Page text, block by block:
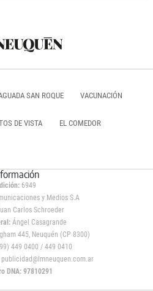
SAN ROQUE VACUNACIÓN
DE VISTA EL COMEDOR
6949
y Medios S.A
Carlos Schroeder
Ángel Casagrande
445, Neuquén (CP 8300)
449 0400 / 449 0410
publicidad@lmneuquen.com.ar
DNA: 97810291